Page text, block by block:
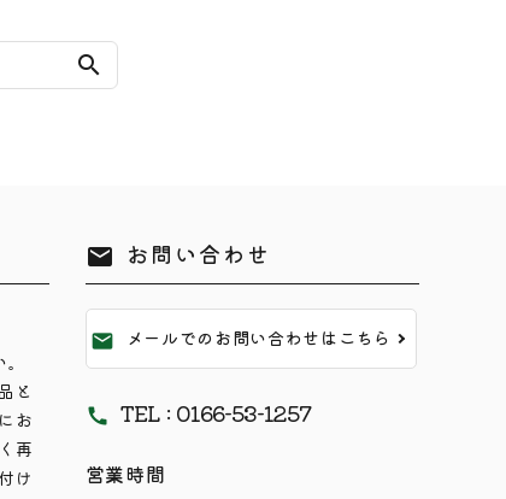
search
と
お
再
け
mail お問い合わせ
mail メールでのお問い合わせはこちら
call TEL : 0166-53-1257
営業時間